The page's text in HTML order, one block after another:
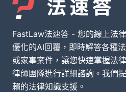
FastLaw法速答 - 您的線上法
優化的AI回覆，即時解答各種
或家事案件，讓您快速掌握法
律師團隊進行詳細諮詢。我們
賴的法律知識支援。